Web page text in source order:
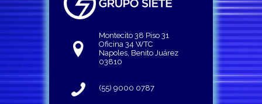
Montecito 38 Piso 31
Oficina 34 WTC
Napoles, Benito Juárez
03810
(55) 9000 0787